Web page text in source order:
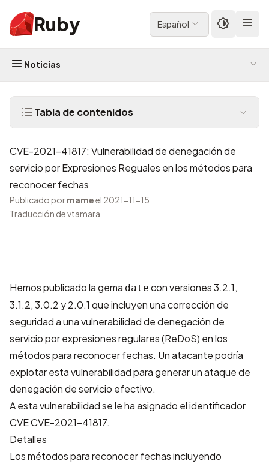
Ruby Español
Noticias
Tabla de contenidos
CVE-2021-41817: Vulnerabilidad de denegación de
servicio por Expresiones Reguales en los métodos para
reconocer fechas
Publicado pormameel 2021-11-15
Traducción de vtamara
Hemos publicado la gema date con versiones 3.2.1,
3.1.2, 3.0.2 y 2.0.1 que incluyen una corrección de
seguridad a una vulnerabilidad de denegación de
servicio por expresiones regulares (ReDoS) en los
métodos para reconocer fechas. Un atacante podría
explotar esta vulnerabilidad para generar un ataque de
denegación de servicio efectivo.
A esta vulnerabilidad se le ha asignado el identificador
CVECVE-2021-41817.
Detalles
Los métodos para reconocer fechas incluyendo